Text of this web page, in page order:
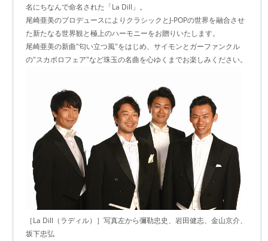
名にちなんで命名された「La Dill」。
尾崎亜美のプロデュースによりクラシックとJ-POPの世界を融合させ
た新たなる世界観と極上のハーモニーをお贈りいたします。
尾崎亜美の新曲"匂い立つ風"をはじめ、サイモンとガーファンクル
の"スカボロフェア"など珠玉の名曲を心ゆくまでお楽しみください。
［La Dill（ラディル）］写真左から彌勒忠史、岩田健志、金山京介、
坂下忠弘